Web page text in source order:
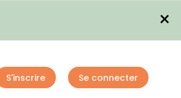
×
S'inscrire Se connecter